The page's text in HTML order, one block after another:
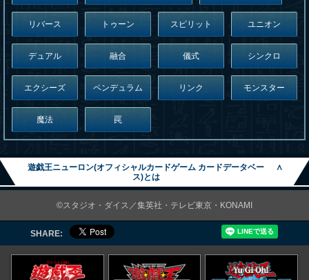
リバース トゥーン スピリット ユニオン
デュアル 融合 儀式 シンクロ
エクシーズ ペンデュラム リンク モンスター
魔法 罠
遊戯王ニューロン(オフィシャルカードゲーム カードデータベー
ス)とは
∧
©スタジオ・ダイス／集英社・テレビ東京・KONAMI
SHARE: